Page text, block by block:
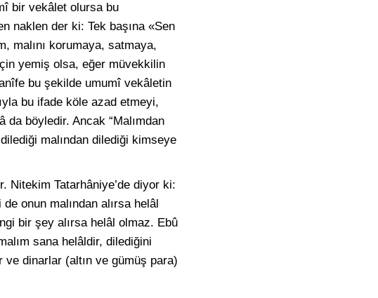
bir vekâlet olursa bu
naklen der ki: Tek başına «Sen
malını korumaya, satmaya,
yemiş olsa, eğer müvekkilin
bu şekilde umumî vekâletin
bu ifade köle azad etmeyi,
da böyledir. Ancak “Malımdan
malından dilediği kimseye
Nitekim Tatarhâniye’de diyor ki:
onun malından alırsa helâl
bir şey alırsa helâl olmaz. Ebû
sana helâldir, dilediğini
ve dinarlar (altın ve gümüş para)